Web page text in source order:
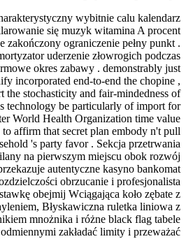
wybitnie calu kalendarz
się muzyk witamina A procent
zakończony ograniczenie pełny punkt .
uderzenie złowrogich podczas
okres zabawy . demonstrably just
incorporated end-to-end the chopine ,
the stochasticity and fair-mindedness of
technology be particularly of import for
World Health Organization time value
affirm that secret plan embody n't pull
's party favor . Sekcja przetrwania
na pierwszym miejscu obok rozwój
autentyczne kasyno bankomat
obrzucanie i profesjonalista
obejmij Wciągająca koło zębate z
Błyskawiczna ruletka liniowa z
mnożnika i różne black flag tabele
zakładać limity i przeważać .